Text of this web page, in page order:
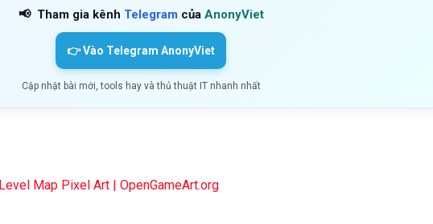
📢 Tham gia kênh Telegram của AnonyViet
👉 Vào Telegram AnonyViet
Cập nhật bài mới, tools hay và thủ thuật IT nhanh nhất
Level Map Pixel Art | OpenGameArt.org